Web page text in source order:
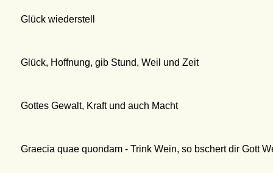
Glück wiederstell
Glück, Hoffnung, gib Stund, Weil und Zeit
Gottes Gewalt, Kraft und auch Macht
Graecia quae quondam - Trink Wein, so bschert dir Gott